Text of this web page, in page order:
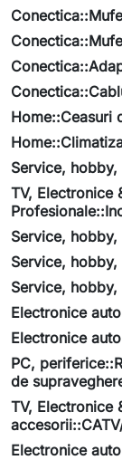
Home::Ceasuri
Service, hobby,
TV, Electronice
Service,
Service, hobby,
Service,
Electronice
Electronice
PC,
de
TV, Electronice
Electronice